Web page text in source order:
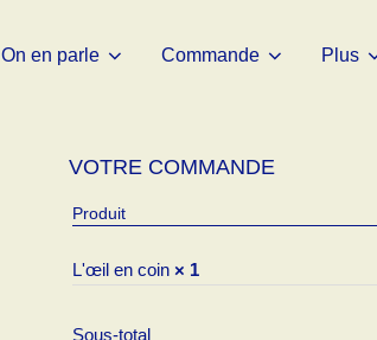
On en parle Commande Plus
VOTRE COMMANDE
Produit
L'œil en coin × 1
Sous-total